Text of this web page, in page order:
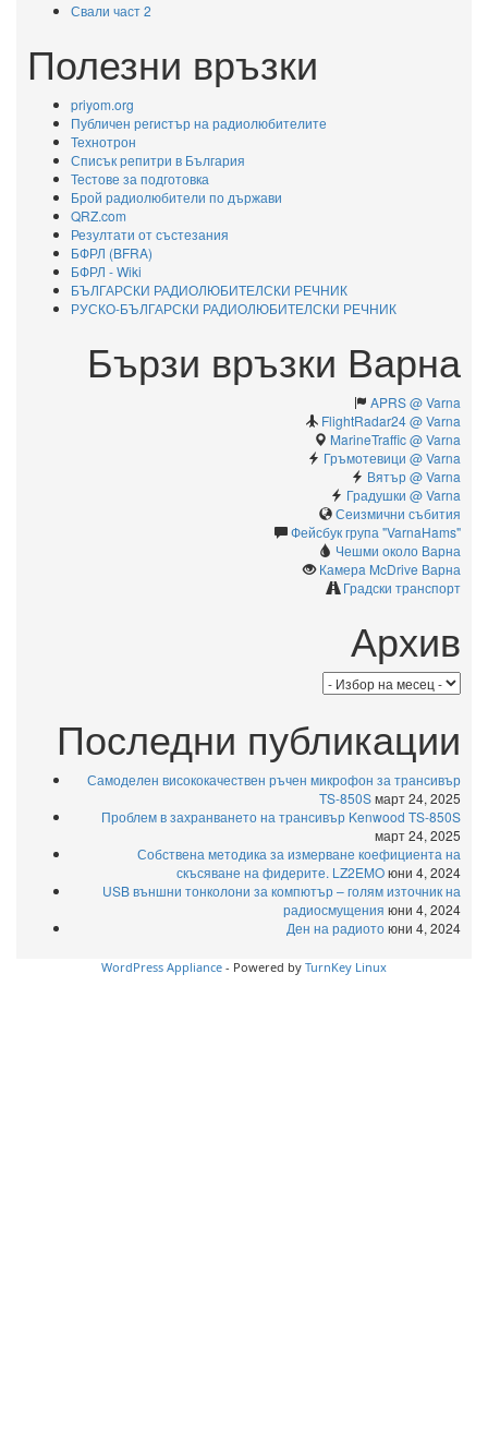
Свали част 2
Полезни връзки
priyom.org
Публичен регистър на радиолюбителите
Технотрон
Списък репитри в България
Тестове за подготовка
Брой радиолюбители по държави
QRZ.com
Резултати от състезания
БФРЛ (BFRA)
БФРЛ - Wiki
БЪЛГАРСКИ РАДИОЛЮБИТЕЛСКИ РЕЧНИК
РУСКО-БЪЛГАРСКИ РАДИОЛЮБИТЕЛСКИ РЕЧНИК
Бързи връзки Варна
APRS @ Varna
FlightRadar24 @ Varna
MarineTraffic @ Varna
Гръмотевици @ Varna
Вятър @ Varna
Градушки @ Varna
Сеизмични събития
Фейсбук група "VarnaHams"
Чешми около Варна
Камерa McDrive Варна
Градски транспорт
Архив
Архив
Последни публикации
Самоделен висококачествен ръчен микрофон за трансивър
TS-850Sмарт 24, 2025
Проблем в захранването на трансивър Kenwood TS-850S
март 24, 2025
Собствена методика за измерване коефициента на
скъсяване на фидерите. LZ2EMOюни 4, 2024
USB външни тонколони за компютър – голям източник на
радиосмущения юни 4, 2024
Ден на радиотоюни 4, 2024
WordPress Appliance - Powered by TurnKey Linux